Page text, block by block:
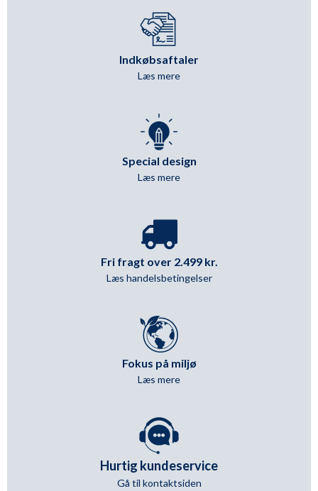
Indkøbsaftaler
Læs mere
Special design
Læs mere
Fri fragt over 2.499 kr.
Læs handelsbetingelser
Fokus på miljø
Læs mere
Hurtig kundeservice
Gå til kontaktsiden